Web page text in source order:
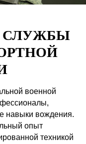
СЛУЖБЫ
военной
навыки вождения.
опыт
техникой